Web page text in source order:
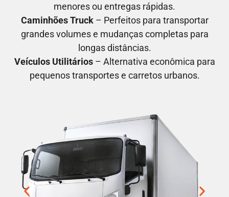
menores ou entregas rápidas.
Caminhões Truck– Perfeitos para transportar
grandes volumes e mudanças completas para
longas distâncias.
Veículos Utilitários– Alternativa econômica para
pequenos transportes e carretos urbanos.